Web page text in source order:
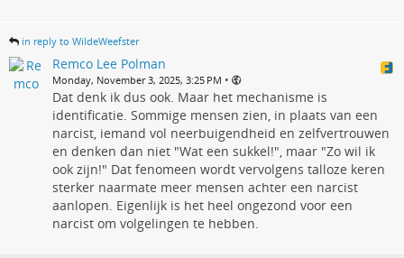
in reply to WildeWeefster
Remco Lee Polman
Monday, November 3, 2025, 3:25 PM •
Dat denk ik dus ook. Maar het mechanisme is
identificatie. Sommige mensen zien, in plaats van een
narcist, iemand vol neerbuigendheid en zelfvertrouwen
en denken dan niet "Wat een sukkel!", maar "Zo wil ik
ook zijn!" Dat fenomeen wordt vervolgens talloze keren
sterker naarmate meer mensen achter een narcist
aanlopen. Eigenlijk is het heel ongezond voor een
narcist om volgelingen te hebben.